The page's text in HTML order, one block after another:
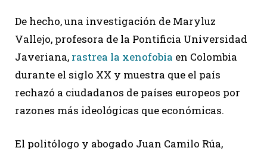
De hecho, una investigación de Maryluz
Vallejo, profesora de la Pontificia Universidad
Javeriana, rastrea la xenofobia en Colombia
durante el siglo XX y muestra que el país
rechazó a ciudadanos de países europeos por
razones más ideológicas que económicas.
El politólogo y abogado Juan Camilo Rúa,